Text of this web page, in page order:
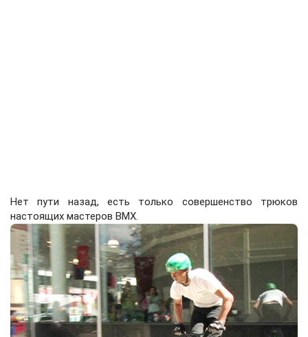
Нет пути назад, есть только совершенство трюков
настоящих мастеров BMX.